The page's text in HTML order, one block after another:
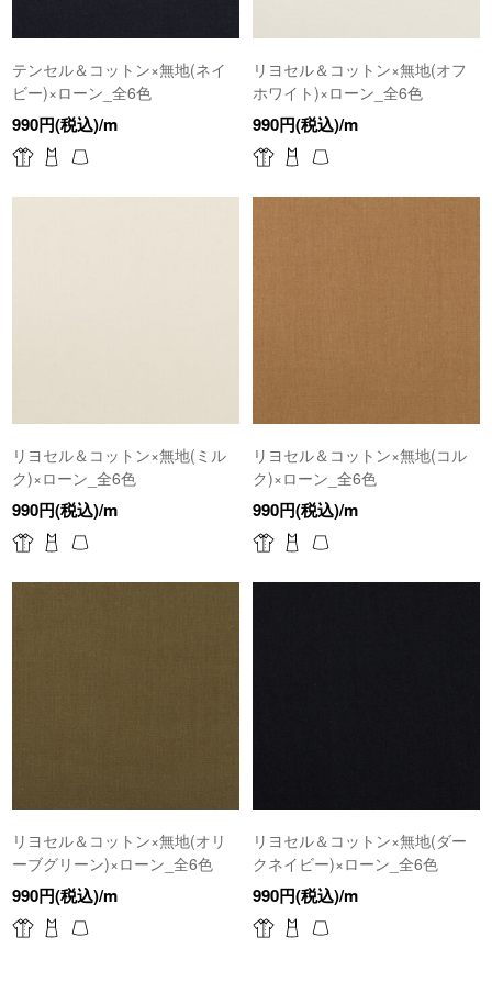
テンセル＆コットン×無地(ネイ
ビー)×ローン_全6色
990円(税込)/m
リヨセル＆コットン×無地(オフ
ホワイト)×ローン_全6色
990円(税込)/m
リヨセル＆コットン×無地(ミル
ク)×ローン_全6色
990円(税込)/m
リヨセル＆コットン×無地(コル
ク)×ローン_全6色
990円(税込)/m
リヨセル＆コットン×無地(オリ
ーブグリーン)×ローン_全6色
990円(税込)/m
リヨセル＆コットン×無地(ダー
クネイビー)×ローン_全6色
990円(税込)/m